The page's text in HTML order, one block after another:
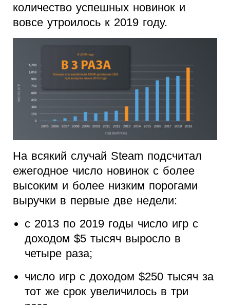
количество успешных новинок и
вовсе утроилось к 2019 году.
На всякий случай Steam подсчитал
ежегодное число новинок с более
высоким и более низким порогами
выручки в первые две недели:
с 2013 по 2019 годы число игр с
доходом $5 тысяч выросло в
четыре раза;
число игр с доходом $250 тысяч за
тот же срок увеличилось в три